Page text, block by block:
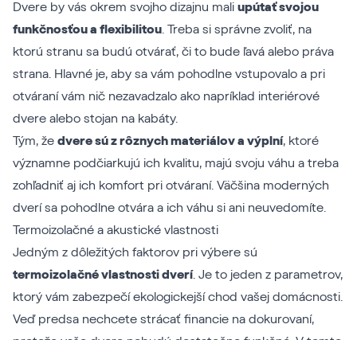
Dvere by vás okrem svojho dizajnu mali upútať svojou
funkčnosťou a flexibilitou. Treba si správne zvoliť, na
ktorú stranu sa budú otvárať, či to bude ľavá alebo práva
strana. Hlavné je, aby sa vám pohodlne vstupovalo a pri
otváraní vám nič nezavadzalo ako napríklad interiérové
dvere alebo stojan na kabáty.
Tým, že dvere sú z rôznych materiálov a výplní, ktoré
významne podčiarkujú ich kvalitu, majú svoju váhu a treba
zohľadniť aj ich komfort pri otváraní. Väčšina moderných
dverí sa pohodlne otvára a ich váhu si ani neuvedomíte.
Termoizolačné a akustické vlastnosti
Jedným z dôležitých faktorov pri výbere sú
termoizolačné vlastnosti dverí. Je to jeden z parametrov,
ktorý vám zabezpečí ekologickejší chod vašej domácnosti.
Veď predsa nechcete strácať financie na dokurovaní,